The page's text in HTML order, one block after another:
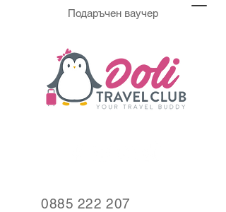
Подаръчен ваучер
0885 222 207